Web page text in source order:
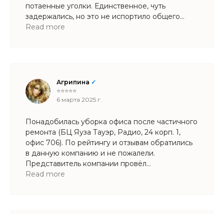
потаенные уголки. Единственное, чуть
задержались, но это не испортило общего
впечатления. Будем обращаться снова!
Read more
Агрипина ✓
⭐⭐⭐⭐⭐
6 марта 2025 г.
Понадобилась уборка офиса после частичного
ремонта (БЦ Яуза Тауэр, Радио, 24 корп. 1,
офис 706). По рейтингу и отзывам обратились
в данную компанию и не пожалели.
Представитель компании провёл
предварительный осмотр помещения
Read more